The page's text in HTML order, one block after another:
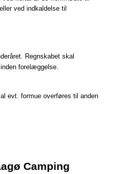
ved indkaldelse til
Regnskabet skal
forelæggelse.
evt. formue overføres til anden
Camping